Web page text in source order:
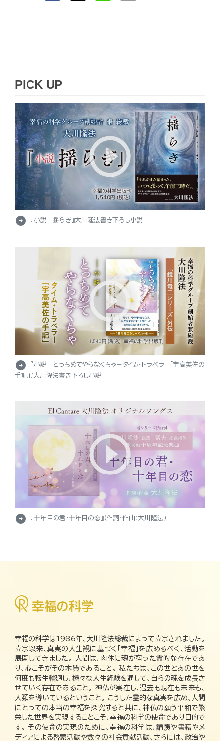
PICK UP
arrow_circle_right 『小説 揺らぎ』大川隆法書き下ろし小説
arrow_circle_right
『小説 とっちめてやらなくちゃ－タイム・トラベラー「宇高美佐の
手記」』大川隆法書き下ろし小説
arrow_circle_right 『十年目の君・十年目の恋』（作詞・作曲：大川隆法）
幸福の科学は1986年、大川隆法総裁によって立宗されました。
立宗以来、真実の人生観に基づく「幸福」を広めるべく、活動を
展開してきました。 人間は、肉体に魂が宿った霊的な存在であ
り、心こそがその本質であること。 私たちは、この世とあの世を
何度も転生輪廻し、様々な人生経験を通して、自らの魂を成長さ
せていく存在であること。 神仏が実在し、過去も現在も未来も、
人類を導いているということ。 こうした霊的な真実を広め、人間
にとっての本当の幸福を探究すると共に、神仏の願う平和で繁
栄した世界を実現することこそ、幸福の科学の使命であり目的で
す。 その使命の実現のために、幸福の科学は、講演や書籍やメ
ディアによる啓蒙活動や数々の社会貢献活動、さらには、政治や